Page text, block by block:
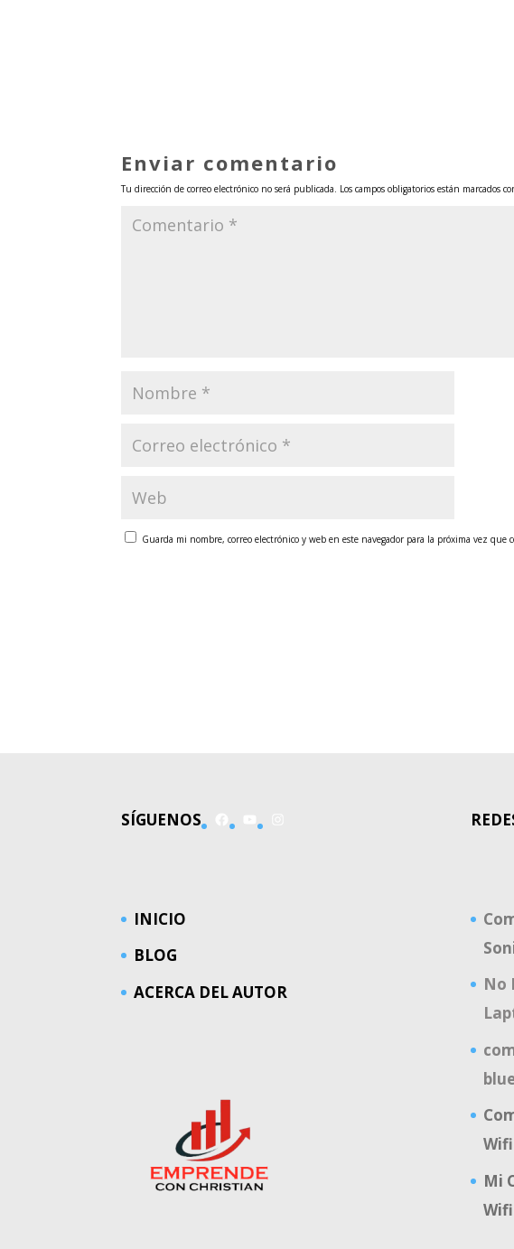
Enviar comentario
Tu dirección de correo electrónico no será publicada. Los campos obligatorios están marcados
Guarda mi nombre, correo electrónico y web en este navegador para la próxima vez que
SÍGUENOS
INICIO
BLOG
ACERCA DEL AUTOR
No
Mi